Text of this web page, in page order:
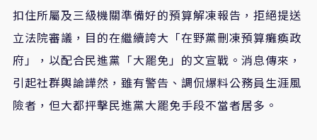
扣住所屬及三級機關準備好的預算解凍報告，拒絕提送
立法院審議，目的在繼續誇大「在野黨刪凍預算癱瘓政
府」，以配合民進黨「大罷免」的文宣戰。消息傳來，
引起社群輿論譁然，雖有警告、調侃爆料公務員生涯風
險者，但大都抨擊民進黨大罷免手段不當者居多。